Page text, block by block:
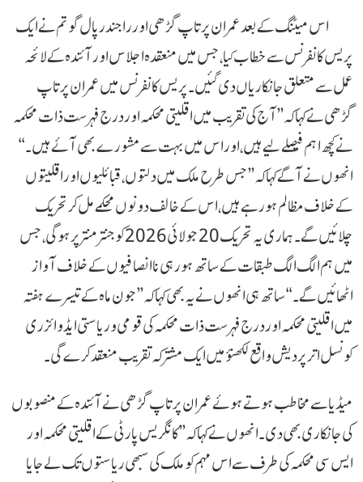
اس میٹنگ کے بعد عمران پرتاپ گڑھی اور راجندر پال گوتم نے ایک
پریس کانفرنس سے خطاب کیا، جس میں منعقدہ اجلاس اور آئندہ کے لائحہ
عمل سے متعلق جانکاریاں دی گئیں۔ پریس کانفرنس میں عمران پرتاپ
گڑھی نے کہا کہ ’’آج کی تقریب میں اقلیتی محکمہ اور درج فہرست ذات محکمہ
نے کچھ اہم فیصلے لیے ہیں، اور اس میں بہت سے مشورے بھی آئے ہیں۔‘‘
انھوں نے آگے کہا کہ ’’جس طرح ملک میں دلتوں، قبائلیوں اور اقلیتوں
کے خلاف مظالم ہو رہے ہیں، اس کے خالف دونوں محکمے مل کر تحریک
چلائیں گے۔ ہماری یہ تحریک 20 جولائی 2026 کو جنتر منتر پر ہوگی، جس
میں ہم الگ الگ طبقات کے ساتھ ہو رہی ناانصافیوں کے خلاف آواز
اٹھائیں گے۔‘‘ ساتھ ہی انھوں نے یہ بھی کہا کہ ’’جون ماہ کے تیسرے ہفتہ
میں اقلیتی محکمہ اور درج فہرست ذات محکمہ کی قومی و ریاستی ایڈوائزری
کونسل اتر پردیش واقع لکھنؤ میں ایک مشترکہ تقریب منعقد کرے گی۔
میڈیا سے مخاطب ہوتے ہوئے عمران پرتاپ گڑھی نے آئندہ کے منصوبوں
کی جانکاری بھی دی۔ انھوں نے کہا کہ ’’کانگریس پارٹی کے اقلیتی محکمہ اور
ایس سی محکمہ کی طرف سے اس مہم کو ملک کی سبھی ریاستوں تک لے جایا